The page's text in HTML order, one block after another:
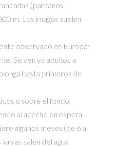
(pantanos,
m. Los imagos suelen
observado en Europa;
Se ven ya adultos a
hasta primeros de
o sobre el fondo,
al acecho en espera
algunos meses (de 6 a
salen del agua